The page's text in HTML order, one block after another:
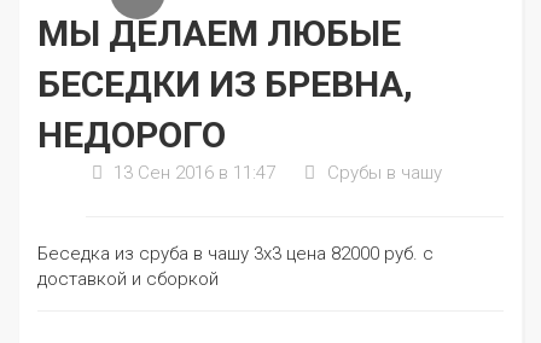
МЫ ДЕЛАЕМ ЛЮБЫЕ
БЕСЕДКИ ИЗ БРЕВНА,
НЕДОРОГО
13 Сен 2016 в 11:47 Срубы в чашу
Беседка из сруба в чашу 3х3 цена 82000 руб. с
доставкой и сборкой